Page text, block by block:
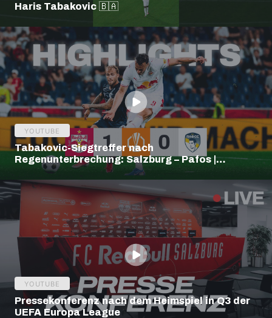
Haris Tabakovic 🇧🇦
YOUTUBE
Tabakovic-Siegtreffer nach
Regenunterbrechung: Salzburg – Pafos |
Highlights | Europa League Q3
YOUTUBE
Pressekonferenz nach dem Heimspiel in Q3 der
UEFA Europa League